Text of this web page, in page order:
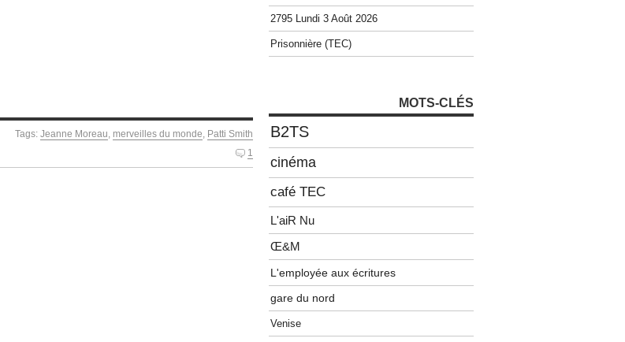
Tags: Jeanne Moreau, merveilles du monde, Patti Smith
1
2795 Lundi 3 Août 2026
Prisonnière (TEC)
MOTS-CLÉS
B2TS
cinéma
café TEC
L'aiR Nu
Œ&M
L'employée aux écritures
gare du nord
Venise